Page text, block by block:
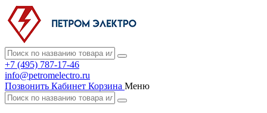
+7 (495) 787-17-46
info@petromelectro.ru
Позвонить Кабинет Корзина Меню